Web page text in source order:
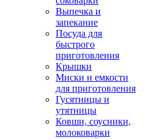
Выпечка и
запекание
Посуда для
быстрого
приготовления
Крышки
Миски и емкости
для приготовления
Гусятницы и
утятницы
Ковши, соусники,
молоковарки